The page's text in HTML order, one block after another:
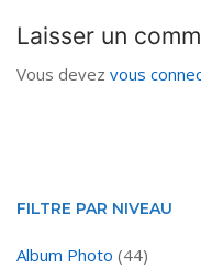
Laisser un
Vous devez vous
FILTRE PAR NIVEAU
Album Photo (44)